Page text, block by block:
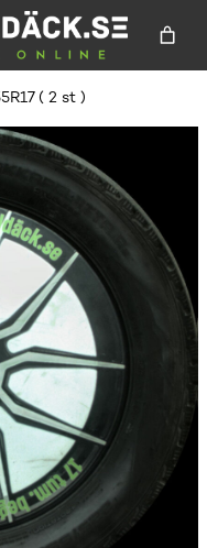
( 2 st )